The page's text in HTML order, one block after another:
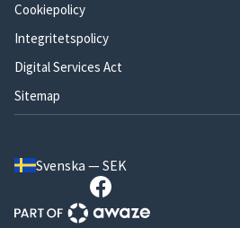
Cookiepolicy
Integritetspolicy
Digital Services Act
Sitemap
Svenska — SEK